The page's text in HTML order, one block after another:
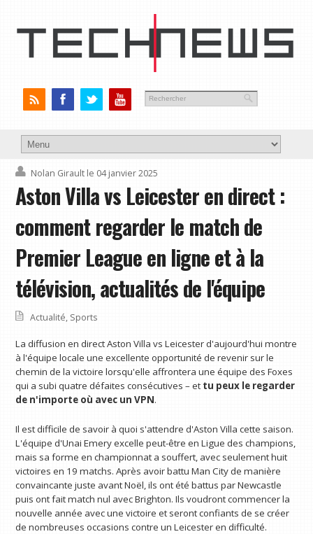
Nolan Girault le 04 janvier 2025
Aston Villa vs Leicester en direct :
comment regarder le match de
Premier League en ligne et à la
télévision, actualités de l'équipe
Actualité, Sports
La diffusion en direct Aston Villa vs Leicester d'aujourd'hui montre
à l'équipe locale une excellente opportunité de revenir sur le
chemin de la victoire lorsqu'elle affrontera une équipe des Foxes
qui a subi quatre défaites consécutives – et tu peux le regarder
de n'importe où avec un VPN.
Il est difficile de savoir à quoi s'attendre d'Aston Villa cette saison.
L'équipe d'Unai Emery excelle peut-être en Ligue des champions,
mais sa forme en championnat a souffert, avec seulement huit
victoires en 19 matchs. Après avoir battu Man City de manière
convaincante juste avant Noël, ils ont été battus par Newcastle
puis ont fait match nul avec Brighton. Ils voudront commencer la
nouvelle année avec une victoire et seront confiants de se créer
de nombreuses occasions contre un Leicester en difficulté.